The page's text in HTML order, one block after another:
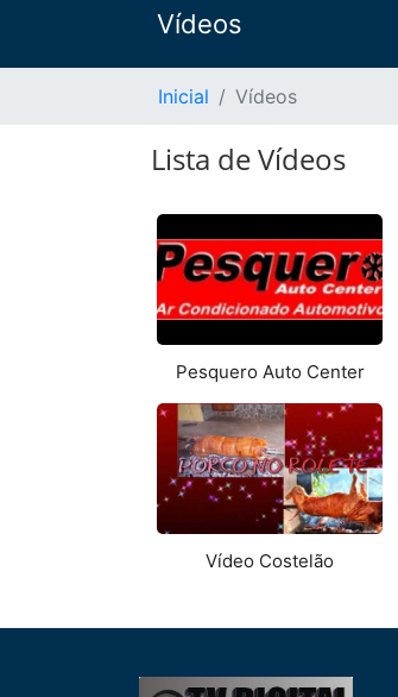
Vídeos
Inicial Vídeos
Lista de Vídeos
Pesquero Auto Center
Vídeo Costelão